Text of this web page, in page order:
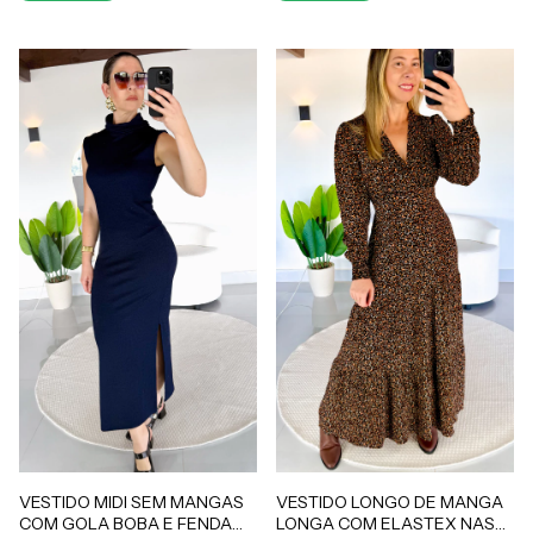
VESTIDO MIDI SEM MANGAS
COM GOLA BOBA E FENDA
VESTIDO LONGO DE MANGA
LONGA COM ELASTEX NAS